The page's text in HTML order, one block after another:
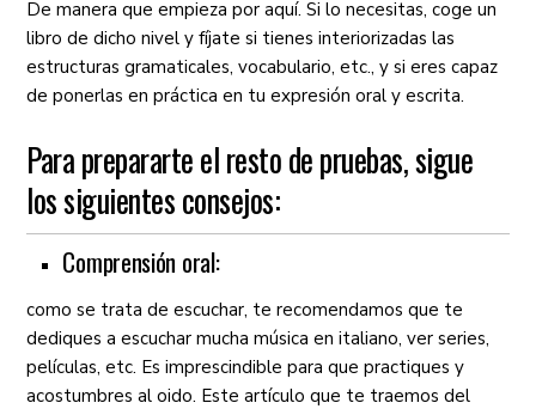
De manera que empieza por aquí. Si lo necesitas, coge un
libro de dicho nivel y fíjate si tienes interiorizadas las
estructuras gramaticales, vocabulario, etc., y si eres capaz
de ponerlas en práctica en tu expresión oral y escrita.
Para prepararte el resto de pruebas, sigue
los siguientes consejos:
Comprensión oral:
como se trata de escuchar, te recomendamos que te
dediques a escuchar mucha música en italiano, ver series,
películas, etc. Es imprescindible para que practiques y
acostumbres al oido. Este artículo que te traemos del